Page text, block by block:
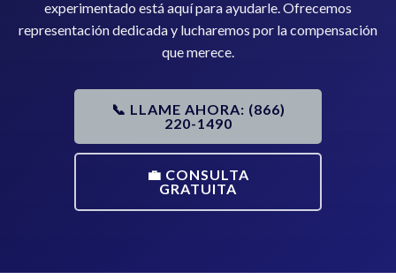
experimentado está aquí para ayudarle. Ofrecemos
representación dedicada y lucharemos por la compensación
que merece.
📞 LLAME AHORA: (866)
220-1490
💼 CONSULTA
GRATUITA